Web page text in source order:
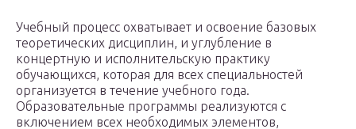
Учебный процесс охватывает и освоение базовых
теоретических дисциплин, и углубление в
концертную и исполнительскую практику
обучающихся, которая для всех специальностей
организуется в течение учебного года.
Образовательные программы реализуются с
включением всех необходимых элементов,